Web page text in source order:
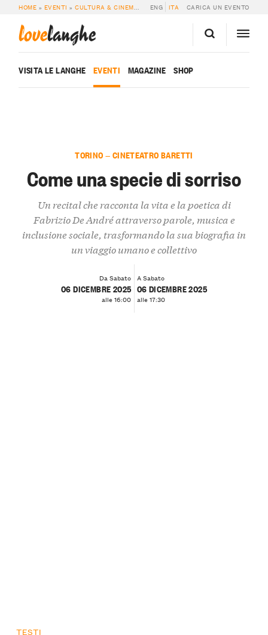
HOME » EVENTI »CULTURA & CINEMA » COME UNA SPECIE DI SORRISO
ENG ITA CARICA UN EVENTO
lovelanghe
VISITA LE LANGHE EVENTI MAGAZINE SHOP
TORINO — CINETEATRO BARETTI
Come una specie di sorriso
Un recital che racconta la vita e la poetica di
Fabrizio De André attraverso parole, musica e
inclusione sociale, trasformando la sua biografia in
un viaggio umano e collettivo
Da Sabato
06 DICEMBRE 2025
alle 16:00
A Sabato
06 DICEMBRE 2025
alle 17:30
TESTI